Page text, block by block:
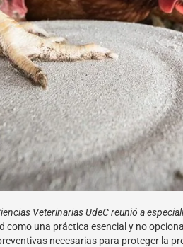
Veterinarias UdeC reunió a
una práctica esencial y no
necesarias para proteger la